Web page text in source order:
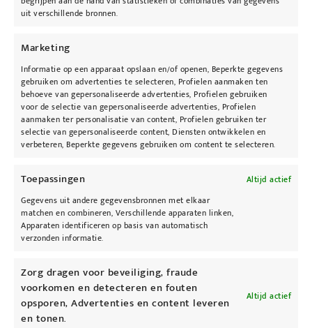
uit verschillende bronnen.
Marketing
Informatie op een apparaat opslaan en/of openen, Beperkte gegevens
gebruiken om advertenties te selecteren, Profielen aanmaken ten
behoeve van gepersonaliseerde advertenties, Profielen gebruiken
voor de selectie van gepersonaliseerde advertenties, Profielen
aanmaken ter personalisatie van content, Profielen gebruiken ter
selectie van gepersonaliseerde content, Diensten ontwikkelen en
verbeteren, Beperkte gegevens gebruiken om content te selecteren.
Toepassingen
Altijd actief
Gegevens uit andere gegevensbronnen met elkaar
matchen en combineren, Verschillende apparaten linken,
Apparaten identificeren op basis van automatisch
verzonden informatie.
Zorg dragen voor beveiliging, fraude
voorkomen en detecteren en fouten
opsporen, Advertenties en content leveren
en tonen.
Altijd actief
van huidveroudering
Bestel online